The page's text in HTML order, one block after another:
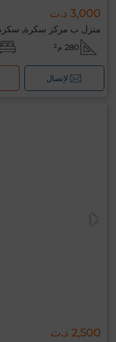
3,000 د.ت
منزل ب مركز سكرة,
280 م²
لإتصال
2,500 د.ت